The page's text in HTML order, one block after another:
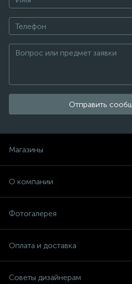
Отправить
Магазины
О компании
Фотогалерея
Оплата и доставка
Советы дизайнерам